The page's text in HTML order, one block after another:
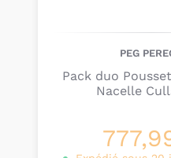
PEG
Pack duo
Nacelle